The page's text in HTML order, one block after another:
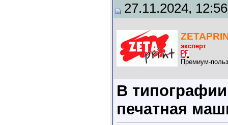
27.11.2024, 12:56
эксперт
Премиум-
В
печатная